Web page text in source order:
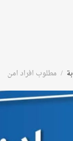
مطلوب افراد امن